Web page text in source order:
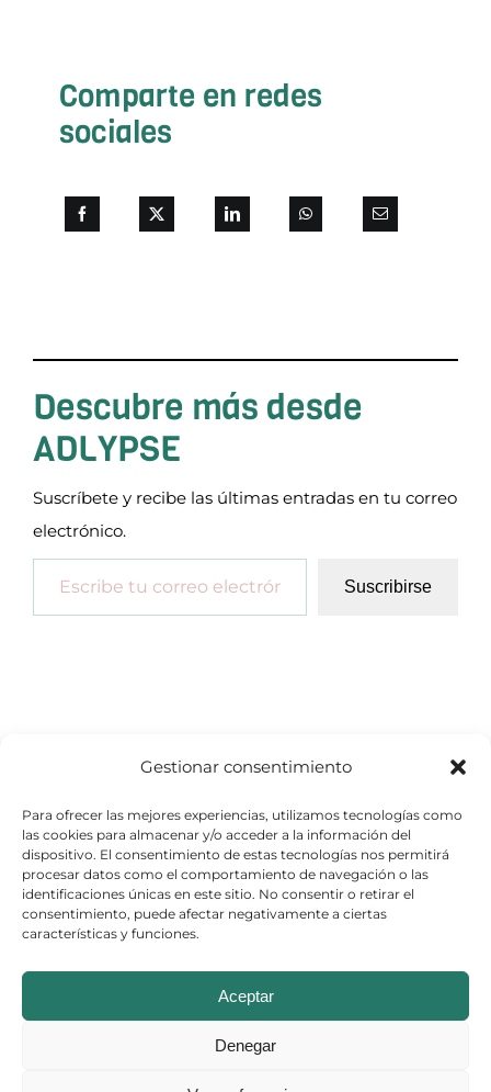
Gestionar consentimiento
Para ofrecer las mejores experiencias, utilizamos tecnologías como
las cookies para almacenar y/o acceder a la información del
dispositivo. El consentimiento de estas tecnologías nos permitirá
procesar datos como el comportamiento de navegación o las
identificaciones únicas en este sitio. No consentir o retirar el
consentimiento, puede afectar negativamente a ciertas
características y funciones.
Aceptar
Denegar
Comparte en redes
sociales
Descubre más desde
ADLYPSE
Suscríbete y recibe las últimas entradas en tu correo
electrónico.
Escribe tu correo electrónico…
Suscribirse
© Copyright 2026
Política de Cookies
Política de Privacidad